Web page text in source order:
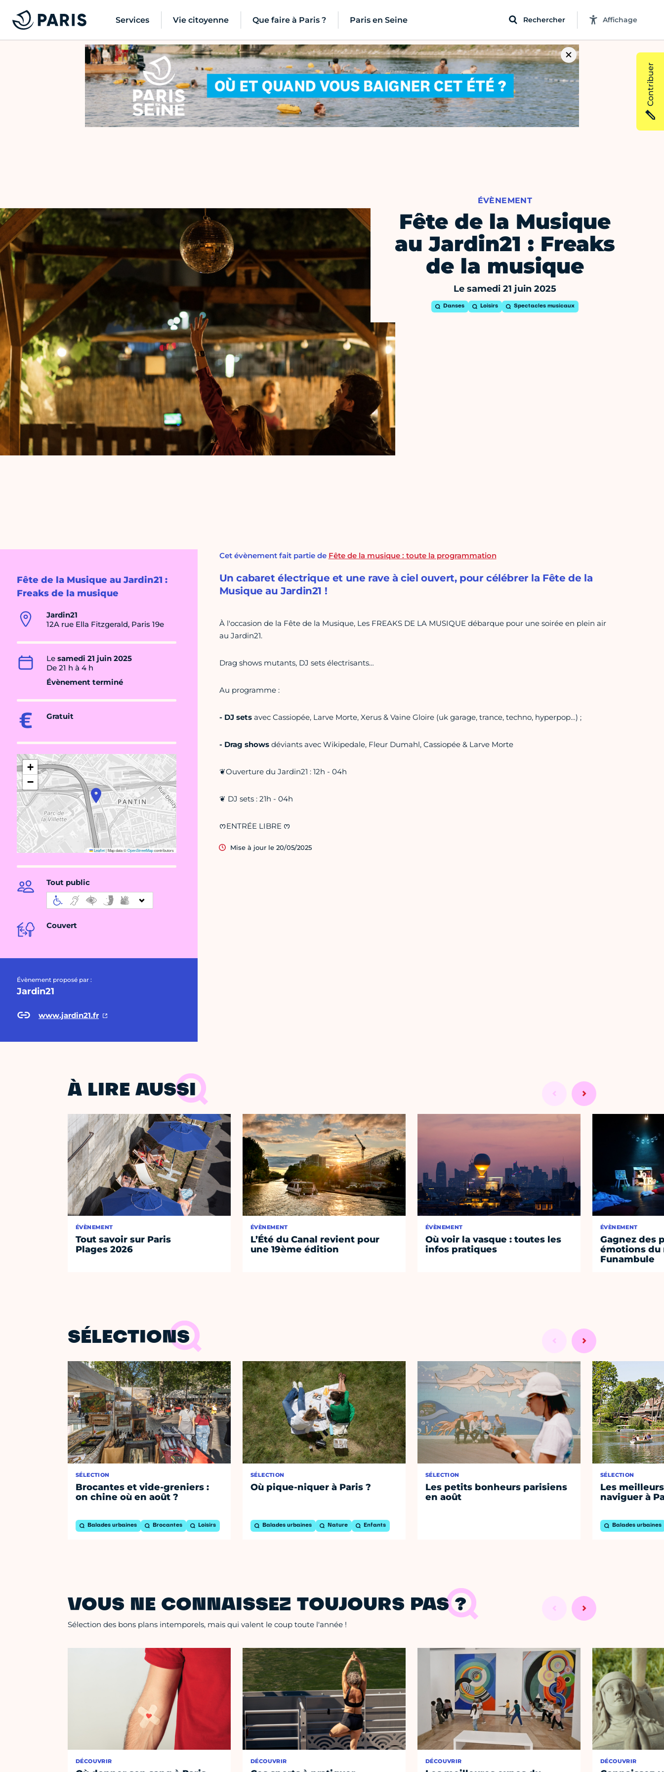
Services Vie citoyenne Que faire à Paris ? Paris en Seine Rechercher Affichage
ÉVÈNEMENT
Fête de la Musique
au Jardin21 : Freaks
de la musique
Le samedi 21 juin 2025
Danses Loisirs Spectacles musicaux
Fête de la Musique au Jardin21 :
Freaks de la musique
Jardin21
12A rue Ella Fitzgerald, Paris 19e
Le samedi 21 juin 2025
De 21 h à 4 h
Évènement terminé
Gratuit
+
−
Leaflet|Map data ©OpenStreetMapcontributors
Tout public
Couvert
Évènement proposé par :
Jardin21
www.jardin21.fr
Cet évènement fait partie de Fête de la musique : toute la programmation
Un cabaret électrique et une rave à ciel ouvert, pour célébrer la Fête de la
Musique au Jardin21 !
À l'occasion de la Fête de la Musique, Les FREAKS DE LA MUSIQUE débarque pour une soirée en plein air
au Jardin21.
Drag shows mutants, DJ sets électrisants…
Au programme :
- DJ setsavec Cassiopée, Larve Morte, Xerus & Vaine Gloire (uk garage, trance, techno, hyperpop…) ;
- Drag showsdéviants avec Wikipedale, Fleur Dumahl, Cassiopée & Larve Morte
❦Ouverture du Jardin21 : 12h - 04h
❦ DJ sets : 21h - 04h
ᰔENTRÉE LIBRE ᰔ
Mise à jour le 20/05/2025
À LIRE AUSSI
ÉVÈNEMENT
Tout savoir sur Paris
Plages 2026
ÉVÈNEMENT
L’Été du Canal revient pour
une 19ème édition
ÉVÈNEMENT
Où voir la vasque : toutes les
infos pratiques
ÉVÈNEMENT
Gagnez des
émotions du
Funambule
SÉLECTIONS
SÉLECTION
Brocantes et vide-greniers :
on chine où en août ?
Balades urbaines Brocantes Loisirs
SÉLECTION
Où pique-niquer à Paris ?
Balades urbaines Nature Enfants
SÉLECTION
Les petits bonheurs parisiens
en août
SÉLECTION
Les
naviguer à
Balades urbaines
VOUS NE CONNAISSEZ TOUJOURS PAS ?
Sélection des bons plans intemporels, mais qui valent le coup toute l'année !
DÉCOUVRIR DÉCOUVRIR DÉCOUVRIR DÉCOUVRIR
Contribuer